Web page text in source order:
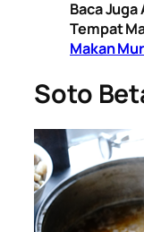
Baca
Tempat
Makan
Soto